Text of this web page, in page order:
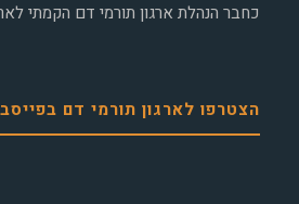
כחבר הנהלת ארגון תורמי דם הקמתי
הצטרפו לארגון תורמי דם